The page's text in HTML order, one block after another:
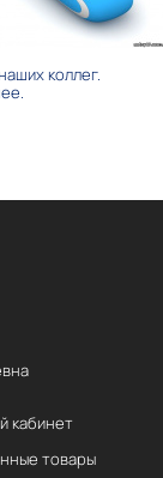
коллег.
кабинет
товары